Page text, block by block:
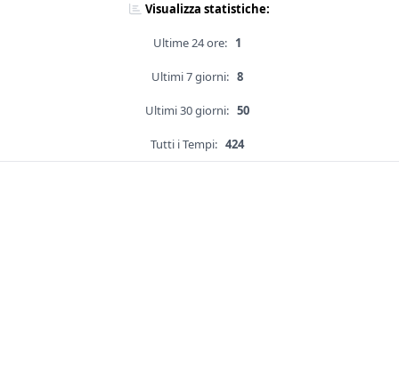
Visualizza statistiche:
Ultime 24 ore: 1
Ultimi 7 giorni: 8
Ultimi 30 giorni: 50
Tutti i Tempi: 424